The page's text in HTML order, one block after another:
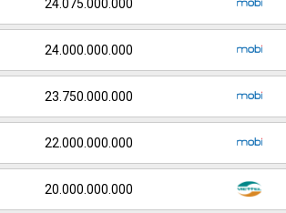
24.075.000.000
24.000.000.000
23.750.000.000
22.000.000.000
20.000.000.000